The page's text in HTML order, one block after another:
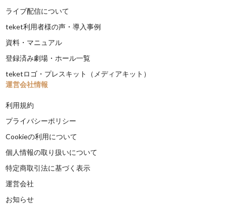
ライブ配信について
teket利用者様の声・導入事例
資料・マニュアル
登録済み劇場・ホール一覧
teketロゴ・プレスキット（メディアキット）
運営会社情報
利用規約
プライバシーポリシー
Cookieの利用について
個人情報の取り扱いについて
特定商取引法に基づく表示
運営会社
お知らせ